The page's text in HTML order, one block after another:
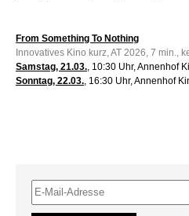
From Something To Nothing
Innovatives Kino kurz, AT 2026, 7 min.,
Samstag, 21.03., 10:30 Uhr, Annenhof
Sonntag, 22.03., 16:30 Uhr, Annenhof